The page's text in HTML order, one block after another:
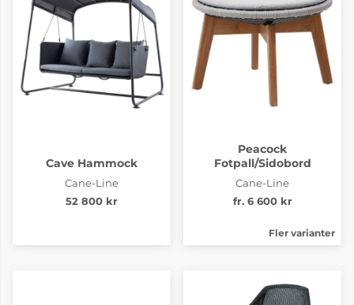
Cave Hammock
Cane-Line
52 800 kr
Peacock
Fotpall/Sidobord
Cane-Line
fr. 6 600 kr
Fler varianter